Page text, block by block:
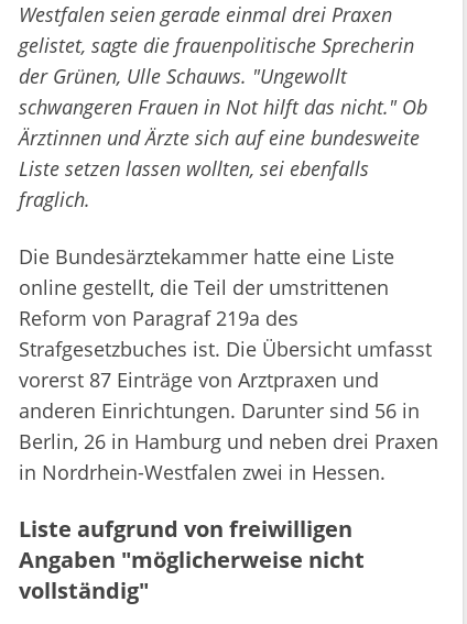
Westfalen seien gerade einmal drei Praxen
gelistet, sagte die frauenpolitische Sprecherin
der Grünen, Ulle Schauws. "Ungewollt
schwangeren Frauen in Not hilft das nicht." Ob
Ärztinnen und Ärzte sich auf eine bundesweite
Liste setzen lassen wollten, sei ebenfalls
fraglich.
Die Bundesärztekammer hatte eine Liste
online gestellt, die Teil der umstrittenen
Reform von Paragraf 219a des
Strafgesetzbuches ist. Die Übersicht umfasst
vorerst 87 Einträge von Arztpraxen und
anderen Einrichtungen. Darunter sind 56 in
Berlin, 26 in Hamburg und neben drei Praxen
in Nordrhein-Westfalen zwei in Hessen.
Liste aufgrund von freiwilligen
Angaben "möglicherweise nicht
vollständig"